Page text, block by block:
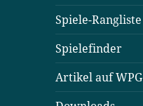
Spiele-Rangliste
Spielefinder
Artikel auf WPG